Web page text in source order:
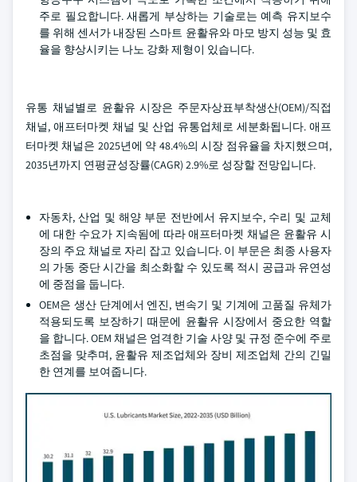
주로 필요합니다. 새롭게 부상하는 기술로는 예측 유지보수
를 위해 센서가 내장된 스마트 윤활유와 마모 방지 성능 및 효
율을 향상시키는 나노 강화 제형이 있습니다.
유통 채널별로 윤활유 시장은 주문자상표부착생산(OEM)/직접
채널, 애프터마켓 채널 및 산업 유통업체로 세분화됩니다. 애프
터마켓 채널은 2025년에 약 48.4%의 시장 점유율을 차지했으며,
2035년까지 연평균성장률(CAGR) 2.9%로 성장할 전망입니다.
자동차, 산업 및 해양 부문 전반에서 유지보수, 수리 및 교체
에 대한 수요가 지속됨에 따라 애프터마켓 채널은 윤활유 시
장의 주요 채널로 자리 잡고 있습니다. 이 부문은 최종 사용자
의 가동 중단 시간을 최소화할 수 있도록 적시 공급과 유연성
에 중점을 둡니다.
OEM은 생산 단계에서 엔진, 변속기 및 기계에 고품질 유체가
적용되도록 보장하기 때문에 윤활유 시장에서 중요한 역할
을 합니다. OEM 채널은 엄격한 기술 사양 및 규정 준수에 주로
초점을 맞추며, 윤활유 제조업체와 장비 제조업체 간의 긴밀
한 연계를 보여줍니다.